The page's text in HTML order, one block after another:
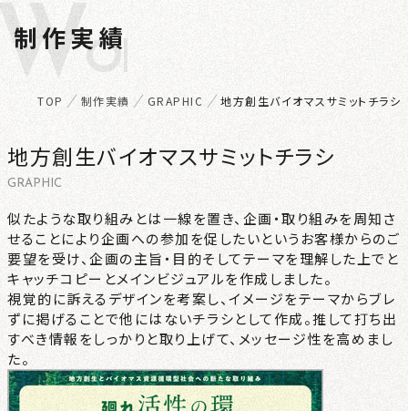
制作実績
ORKS
TOP 制作実績 GRAPHIC 地方創生バイオマスサミットチラシ
地方創生バイオマスサミットチラシ
GRAPHIC
似たような取り組みとは一線を置き、企画・取り組みを周知さ
せることにより企画への参加を促したいというお客様からのご
要望を受け、企画の主旨・目的そしてテーマを理解した上でと
キャッチコピーとメインビジュアルを作成しました。
視覚的に訴えるデザインを考案し、イメージをテーマからブレ
ずに掲げることで他にはないチラシとして作成。推して打ち出
すべき情報をしっかりと取り上げて、メッセージ性を高めまし
た。
ADVANTAGE
RECRUIT
CONTACT
NEWS
PRIVACY